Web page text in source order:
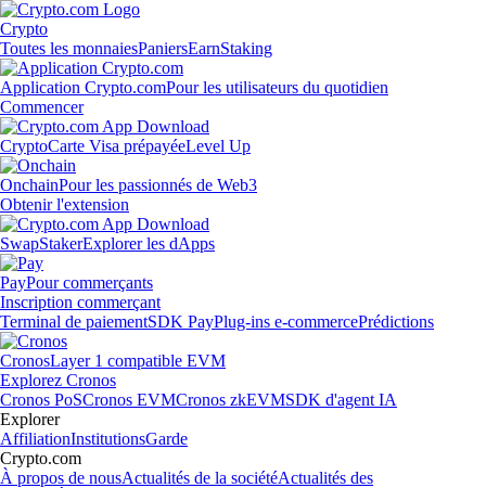
Crypto
Toutes les monnaiesPaniersEarnStaking
Application Crypto.comPour les utilisateurs du quotidien
Commencer
CryptoCarte Visa prépayéeLevel Up
OnchainPour les passionnés de Web3
Obtenir l'extension
SwapStakerExplorer les dApps
PayPour commerçants
Inscription commerçant
Terminal de paiementSDK PayPlug-ins e-commercePrédictions
CronosLayer 1 compatible EVM
Explorez Cronos
Cronos PoSCronos EVMCronos zkEVMSDK d'agent IA
Explorer
AffiliationInstitutionsGarde
Crypto.com
À propos de nousActualités de la sociétéActualités des